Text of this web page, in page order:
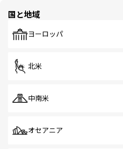
で、ホーカーズは地元の
国と地域
ヨーロッパ
北米
中南米
オセアニア